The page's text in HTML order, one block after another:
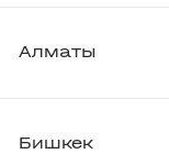
Алматы
Бишкек